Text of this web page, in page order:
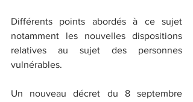
Différents points abordés à ce sujet
notamment les nouvelles dispositions
relatives au sujet des personnes
vulnérables.
Un nouveau décret du 8 septembre